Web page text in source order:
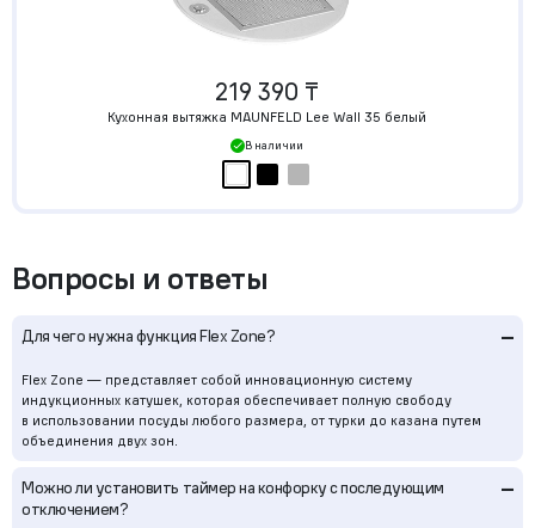
Вопросы и ответы
Для чего нужна функция Flex Zone? –
Flex Zone — представляет собой инновационную систему
индукционных катушек, которая обеспечивает полную свободу
в использовании посуды любого размера, от турки до казана путем
объединения двух зон.
Можно ли установить таймер на конфорку с последующим
отключением?
–
219 390 ₸
Кухонная вытяжка MAUNFELD Lee Wall 35 белый
В наличии